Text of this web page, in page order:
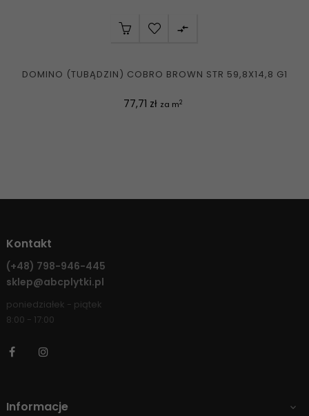

DOMINO (TUBĄDZIN) COBRO BROWN STR 59,8X14,8 G1
Cena
77,71 zł za m2
Kontakt
(+48) 798-946-445
sklep@abcplytki.pl
poniedziałek - piątek
8:00 - 17:00
Facebook
Informacje 